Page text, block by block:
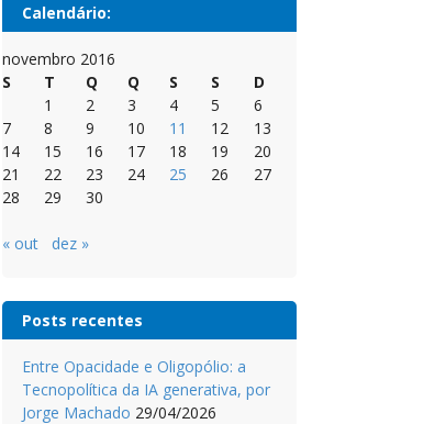
Calendário:
novembro 2016
S
T Q Q S S
D
1
2 3 4 5
6
7
8 9 10 11 12
13
14
15 16 17 18 19
20
21
22 23 24 25 26
27
28
29 30
« out dez »
Posts recentes
Entre Opacidade e Oligopólio: a
Tecnopolítica da IA generativa, por
Jorge Machado 29/04/2026